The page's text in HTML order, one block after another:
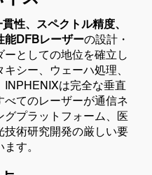
性、スペクトル精度、
能DFBレーザーの設計・
としての地位を確立し
シー、ウェーハ処理、
は完全な垂直
てのレーザーが通信ネ
グプラットフォーム、医
技術研究開発の厳しい要
す。